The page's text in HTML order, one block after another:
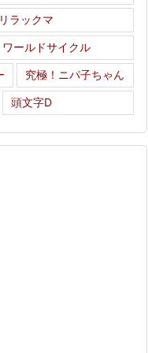
リラックマ
ワールドサイクル
究極！ニパ子ちゃん
頭文字D